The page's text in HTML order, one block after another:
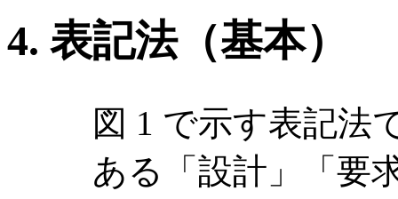
4. 表記法（基本）
図 1 で示す表記法
ある「設計」「要